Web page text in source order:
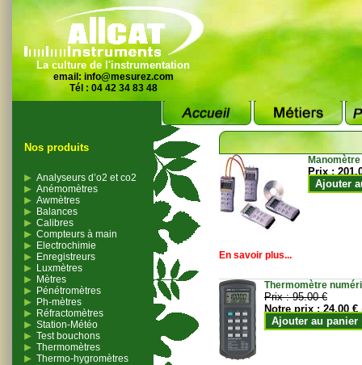
La culture de l'instrumentation
email: info@mesurez.com
Tél : 04 42 34 83 48
Nos produits
Analyseurs d’o2 et co2
Anémomètres
Awmètres
Balances
Calibres
Compteurs à main
Electrochimie
Enregistreurs
Luxmètres
Mètres
Pénétromètres
Ph-mètres
Réfractomètres
Station-Météo
Test bouchons
Thermomètres
Thermo-hygromètres
Prix :
Ajouter
En savoir plus...
Thermomètre
Prix :95.00 €
Notre prix :24.00 €
Ajouter au panier